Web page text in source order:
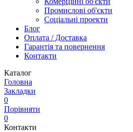
Промислові об'єкти
Соціальні проекти
Блог
Оплата / Доставка
Гарантія та повернення
Контакти
Каталог
Головна
Закладки
0
Порівняти
0
Контакти